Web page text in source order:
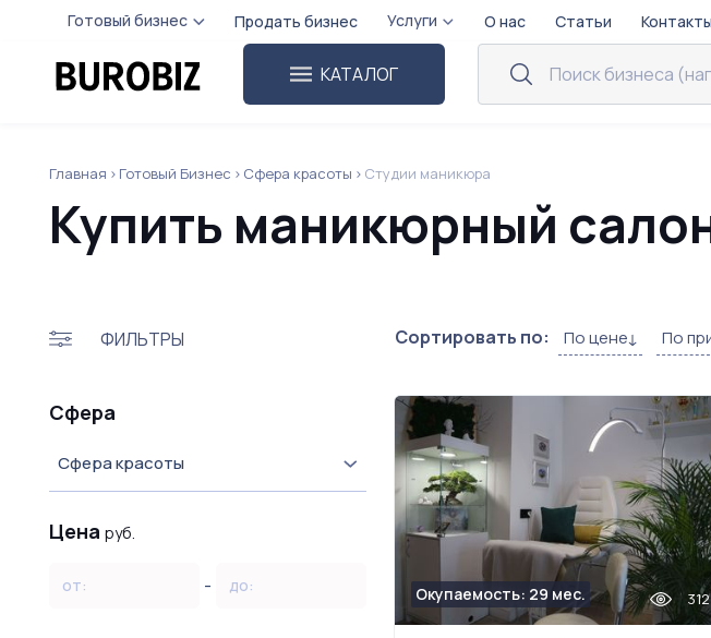
Готовый бизнес Продать бизнес Услуги О нас Статьи Контакты
КАТАЛОГ
Главная Готовый Бизнес Сфера красоты Студии маникюра
Купить маникюрный
ФИЛЬТРЫ Сортировать по: По цене По
Сфера
Сфера красоты
Цена руб.
от: - до: Окупаемость: 29 мес. 312